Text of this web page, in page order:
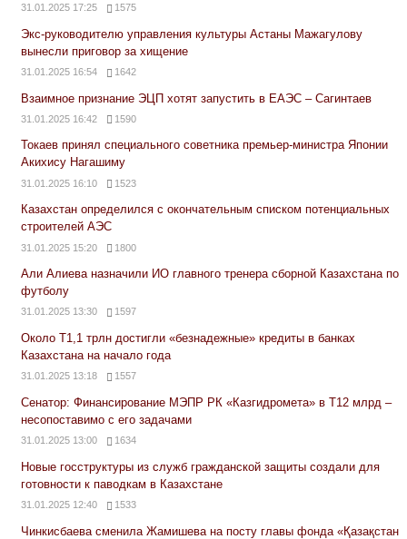
31.01.2025 17:25 1575
Экс-руководителю управления культуры Астаны Мажагулову
вынесли приговор за хищение
31.01.2025 16:54 1642
Взаимное признание ЭЦП хотят запустить в ЕАЭС – Сагинтаев
31.01.2025 16:42 1590
Токаев принял специального советника премьер-министра Японии
Акихису Нагашиму
31.01.2025 16:10 1523
Казахстан определился с окончательным списком потенциальных
строителей АЭС
31.01.2025 15:20 1800
Али Алиева назначили ИО главного тренера сборной Казахстана по
футболу
31.01.2025 13:30 1597
Около Т1,1 трлн достигли «безнадежные» кредиты в банках
Казахстана на начало года
31.01.2025 13:18 1557
Сенатор: Финансирование МЭПР РК «Казгидромета» в Т12 млрд –
несопоставимо с его задачами
31.01.2025 13:00 1634
Новые госструктуры из служб гражданской защиты создали для
готовности к паводкам в Казахстане
31.01.2025 12:40 1533
Чинкисбаева сменила Жамишева на посту главы фонда «Қазақстан